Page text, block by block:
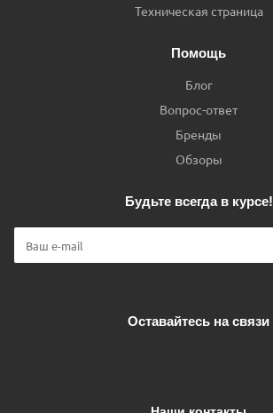
Техническая страница
Помощь
Блог
Вопрос-ответ
Бренды
Обзоры
Будьте всегда в курсе!
Оставайтесь на связи